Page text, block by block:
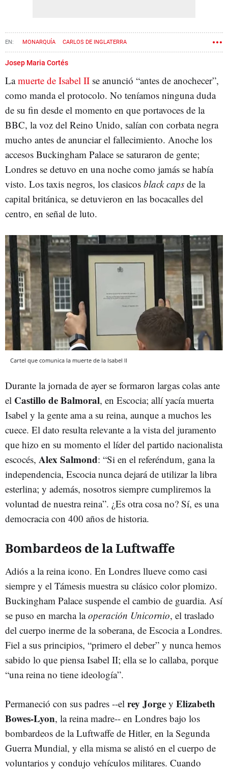
MONARQUÍA CARLOS DE INGLATERRA
GUILLERMO DE CAMBRIDGE
Josep Maria Cortés
Lamuerte de Isabel II se anunció “antes de anochecer”,
como manda el protocolo. No teníamos ninguna duda
de su fin desde el momento en que portavoces de la
BBC, la voz del Reino Unido, salían con corbata negra
mucho antes de anunciar el fallecimiento. Anoche los
accesos Buckingham Palace se saturaron de gente;
Londres se detuvo en una noche como jamás se había
visto. Los taxis negros, los clasicos black caps de la
capital británica, se detuvieron en las bocacalles del
centro, en señal de luto.
Cartel que comunica la muerte de la Isabel II
Durante la jornada de ayer se formaron largas colas ante
el Castillo de Balmoral, en Escocia; allí yacía muerta
Isabel y la gente ama a su reina, aunque a muchos les
cuece. El dato resulta relevante a la vista del juramento
que hizo en su momento el líder del partido nacionalista
escocés, Alex Salmond: “Si en el referéndum, gana la
independencia, Escocia nunca dejará de utilizar la libra
esterlina; y además, nosotros siempre cumpliremos la
voluntad de nuestra reina”. ¿Es otra cosa no? Sí, es una
democracia con 400 años de historia.
Bombardeos de la Luftwaffe
Adiós a la reina icono. En Londres llueve como casi
siempre y el Támesis muestra su clásico color plomizo.
Buckingham Palace suspende el cambio de guardia. Así
se puso en marcha laoperación Unicornio, el traslado
del cuerpo inerme de la soberana, de Escocia a Londres.
Fiel a sus principios, “primero el deber” y nunca hemos
sabido lo que piensa Isabel II; ella se lo callaba, porque
“una reina no tiene ideología”.
Permaneció con sus padres --el rey Jorge y Elizabeth
Bowes-Lyon, la reina madre-- en Londres bajo los
bombardeos de la Luftwaffe de Hitler, en la Segunda
Guerra Mundial, y ella misma se alistó en el cuerpo de
voluntarios y condujo vehículos militares. Cuando